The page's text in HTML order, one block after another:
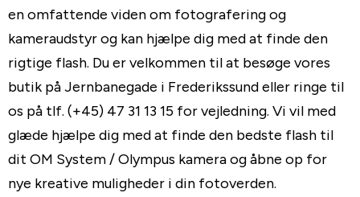
en omfattende viden om fotografering og
kameraudstyr og kan hjælpe dig med at finde den
rigtige flash. Du er velkommen til at besøge vores
butik på Jernbanegade i Frederikssund eller ringe til
os på tlf. (+45) 47 31 13 15 for vejledning. Vi vil med
glæde hjælpe dig med at finde den bedste flash til
dit OM System / Olympus kamera og åbne op for
nye kreative muligheder i din fotoverden.